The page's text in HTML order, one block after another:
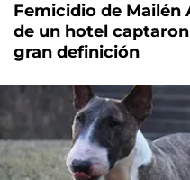
Femicidio de Mailén
de un hotel
gran definición